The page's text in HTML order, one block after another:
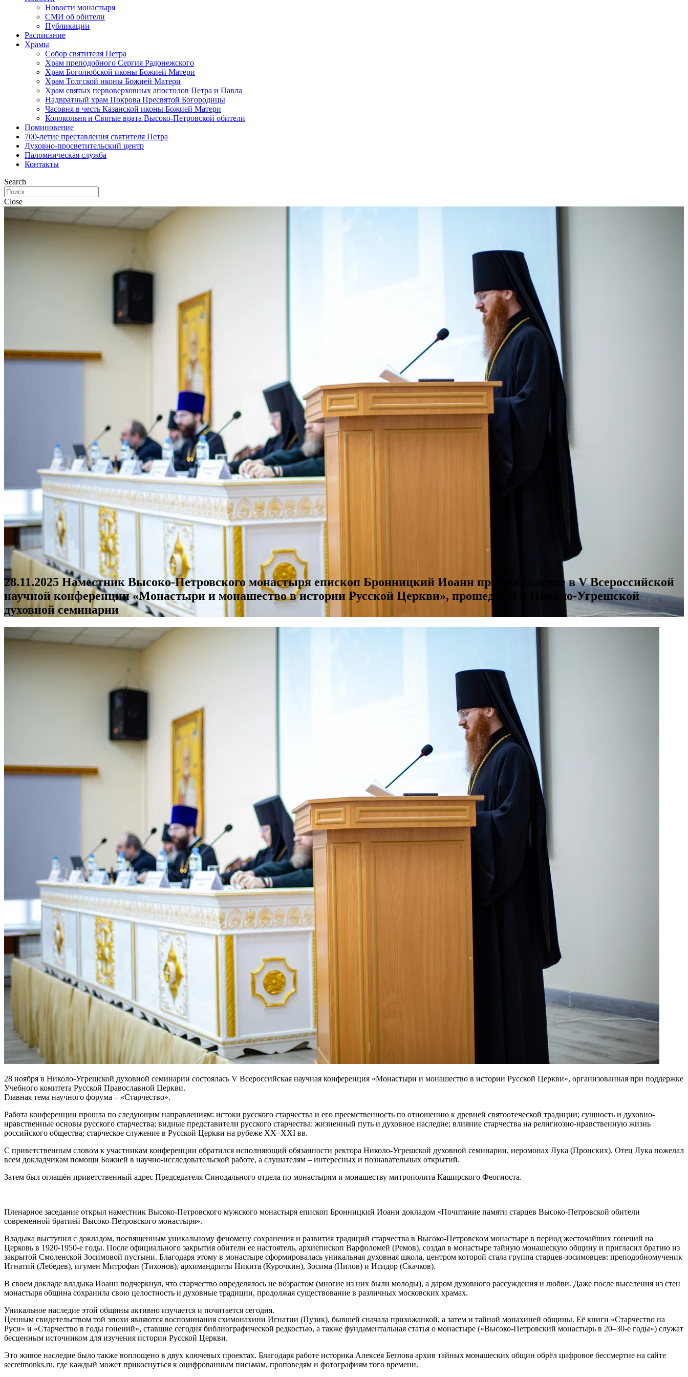
Новости монастыря
СМИ об обители
Публикации
Расписание
Храмы
Собор святителя Петра
Храм преподобного Сергия Радонежского
Храм Боголюбской иконы Божией Матери
Храм Толгской иконы Божией Матери
Храм святых первоверховных апостолов Петра и Павла
Надвратный храм Покрова Пресвятой Богородицы
Часовня в честь Казанской иконы Божией Матери
Колокольня и Святые врата Высоко-Петровской обители
Поминовение
700-летие преставления святителя Петра
Духовно-просветительский центр
Паломническая служба
Контакты
Search
Close
28.11.2025 Наместник Высоко-Петровского монастыря епископ Бронницкий Иоанн принял участие в V Всероссийской
научной конференции «Монастыри и монашество в истории Русской Церкви», прошедшей в Николо-Угрешской
духовной семинарии
28 ноября в Николо-Угрешской духовной семинарии состоялась V Всероссийская научная конференция «Монастыри и монашество в истории Русской Церкви», организованная при поддержке
Учебного комитета Русской Православной Церкви.
Главная тема научного форума – «Старчество».
Работа конференции прошла по следующим направлениям: истоки русского старчества и его преемственность по отношению к древней святоотеческой традиции; сущность и духовно-
нравственные основы русского старчества; видные представители русского старчества: жизненный путь и духовное наследие; влияние старчества на религиозно-нравственную жизнь
российского общества; старческое служение в Русской Церкви на рубеже XX–XXI вв.
С приветственным словом к участникам конференции обратился исполняющий обязанности ректора Николо-Угрешской духовной семинарии, иеромонах Лука (Пронских). Отец Лука пожелал
всем докладчикам помощи Божией в научно-исследовательской работе, а слушателям – интересных и познавательных открытий.
Затем был оглашён приветственный адрес Председателя Синодального отдела по монастырям и монашеству митрополита Каширского Феогноста.
Пленарное заседание открыл наместник Высоко-Петровского мужского монастыря епископ Бронницкий Иоанн докладом «Почитание памяти старцев Высоко-Петровской обители
современной братией Высоко-Петровского монастыря».
Владыка выступил с докладом, посвященным уникальному феномену сохранения и развития традиций старчества в Высоко-Петровском монастыре в период жесточайших гонений на
Церковь в 1920-1950-е годы. После официального закрытия обители ее настоятель, архиепископ Варфоломей (Ремов), создал в монастыре тайную монашескую общину и пригласил братию из
закрытой Смоленской Зосимовой пустыни. Благодаря этому в монастыре сформировалась уникальная духовная школа, центром которой стала группа старцев-зосимовцев: преподобномученик
Игнатий (Лебедев), игумен Митрофан (Тихонов), архимандриты Никита (Курочкин), Зосима (Нилов) и Исидор (Скачков).
В своем докладе владыка Иоанн подчеркнул, что старчество определялось не возрастом (многие из них были молоды), а даром духовного рассуждения и любви. Даже после выселения из стен
монастыря община сохранила свою целостность и духовные традиции, продолжая существование в различных московских храмах.
Уникальное наследие этой общины активно изучается и почитается сегодня.
Ценным свидетельством той эпохи являются воспоминания схимонахини Игнатии (Пузик), бывшей сначала прихожанкой, а затем и тайной монахиней общины. Её книги «Старчество на
Руси» и «Старчество в годы гонений», ставшие сегодня библиографической редкостью, а также фундаментальная статья о монастыре («Высоко-Петровский монастырь в 20–30-е годы») служат
бесценным источником для изучения истории Русской Церкви.
Это живое наследие было также воплощено в двух ключевых проектах. Благодаря работе историка Алексея Беглова архив тайных монашеских общин обрёл цифровое бессмертие на сайте
secretmonks.ru, где каждый может прикоснуться к оцифрованным письмам, проповедям и фотографиям того времени.